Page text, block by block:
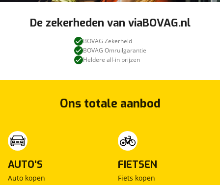
De zekerheden van viaBOVAG.nl
BOVAG Zekerheid
BOVAG Omruilgarantie
Heldere all-in prijzen
Ons totale aanbod
AUTO'S
Auto kopen
FIETSEN
Fiets kopen